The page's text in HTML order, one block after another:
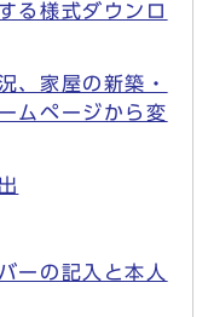
る様式ダウンロ
、家屋の新築・
ムページから変
ーの記入と本人